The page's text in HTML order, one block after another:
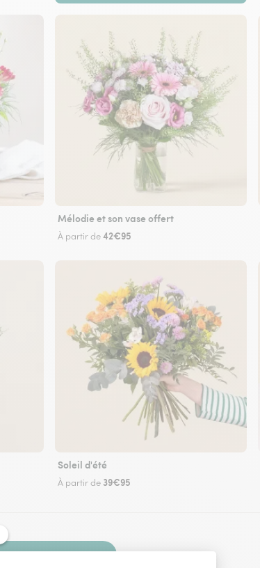
Mélodie et son vase offert
À partir de42€95
Soleil d'été
À partir de 39€95
Faire livrer des fleurs